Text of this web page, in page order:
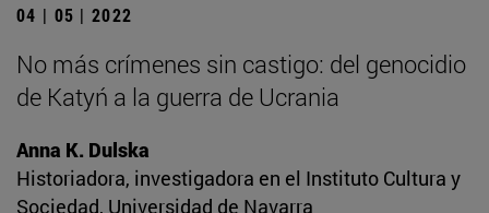
04 | 05 | 2022
No más crímenes sin castigo: del genocidio
de Katyń a la guerra de Ucrania
Anna K. Dulska
Historiadora, investigadora en el Instituto Cultura y
Sociedad, Universidad de Navarra